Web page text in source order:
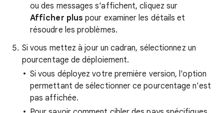
ou des messages s'affichent, cliquez sur
Afficher plus pour examiner les détails et
résoudre les problèmes.
Si vous mettez à jour un cadran, sélectionnez un
pourcentage de déploiement.
Si vous déployez votre première version, l'option
permettant de sélectionner ce pourcentage n'est
pas affichée.